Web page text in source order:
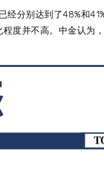
分别达到了48%和
度并不高。 中金认为